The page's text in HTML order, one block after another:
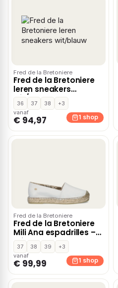
Fred de la Bretoniere
Fred de la Bretoniere
leren sneakers
wit/blauw
36 37 38
+3
vanaf
€ 94,97 1 shop
Fred de la Bretoniere
Fred de la Bretoniere
Mili Ana espadrilles –
Wit
37 38 39
+3
vanaf
€ 99,99 1 shop